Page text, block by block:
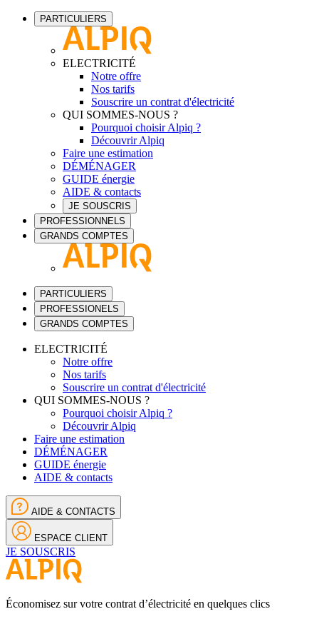
PARTICULIERS
ELECTRICITÉ
Notre offre
Nos tarifs
Souscrire un contrat d'électricité
QUI SOMMES-NOUS ?
Pourquoi choisir Alpiq ?
Découvrir Alpiq
Faire une estimation
DÉMÉNAGER
GUIDE énergie
AIDE & contacts
JE SOUSCRIS
PROFESSIONNELS
GRANDS COMPTES
PARTICULIERS
PROFESSIONELS
GRANDS COMPTES
ELECTRICITÉ
Notre offre
Nos tarifs
Souscrire un contrat d'électricité
QUI SOMMES-NOUS ?
Pourquoi choisir Alpiq ?
Découvrir Alpiq
Faire une estimation
DÉMÉNAGER
GUIDE énergie
AIDE & contacts
AIDE & CONTACTS
ESPACE CLIENT
JE SOUSCRIS
Économisez sur votre contrat d’électricité en quelques clics